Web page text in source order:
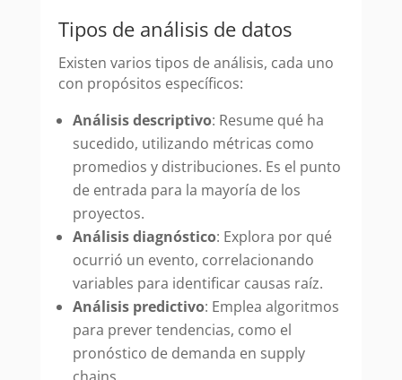
Tipos de análisis de datos
Existen varios tipos de análisis, cada uno
con propósitos específicos:
Análisis descriptivo: Resume qué ha
sucedido, utilizando métricas como
promedios y distribuciones. Es el punto
de entrada para la mayoría de los
proyectos.
Análisis diagnóstico: Explora por qué
ocurrió un evento, correlacionando
variables para identificar causas raíz.
Análisis predictivo: Emplea algoritmos
para prever tendencias, como el
pronóstico de demanda en supply